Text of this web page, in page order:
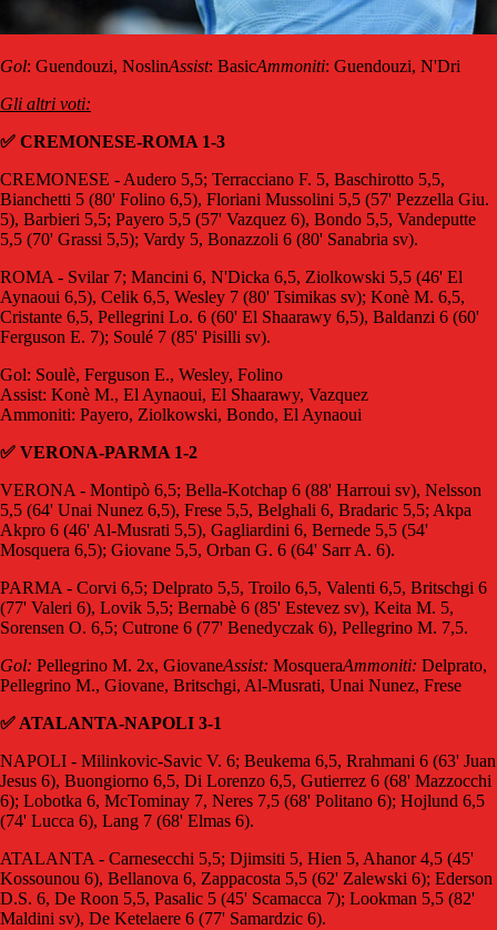
Gol: Guendouzi, NoslinAssist: BasicAmmoniti: Guendouzi, N'Dri
Gli altri voti:
✅ CREMONESE-ROMA 1-3
CREMONESE - Audero 5,5; Terracciano F. 5, Baschirotto 5,5,
Bianchetti 5 (80' Folino 6,5), Floriani Mussolini 5,5 (57' Pezzella Giu.
5), Barbieri 5,5; Payero 5,5 (57' Vazquez 6), Bondo 5,5, Vandeputte
5,5 (70' Grassi 5,5); Vardy 5, Bonazzoli 6 (80' Sanabria sv).
ROMA - Svilar 7; Mancini 6, N'Dicka 6,5, Ziolkowski 5,5 (46' El
Aynaoui 6,5), Celik 6,5, Wesley 7 (80' Tsimikas sv); Konè M. 6,5,
Cristante 6,5, Pellegrini Lo. 6 (60' El Shaarawy 6,5), Baldanzi 6 (60'
Ferguson E. 7); Soulé 7 (85' Pisilli sv).
Gol: Soulè, Ferguson E., Wesley, Folino
Assist: Konè M., El Aynaoui, El Shaarawy, Vazquez
Ammoniti: Payero, Ziolkowski, Bondo, El Aynaoui
✅ VERONA-PARMA 1-2
VERONA - Montipò 6,5; Bella-Kotchap 6 (88' Harroui sv), Nelsson
5,5 (64' Unai Nunez 6,5), Frese 5,5, Belghali 6, Bradaric 5,5; Akpa
Akpro 6 (46' Al-Musrati 5,5), Gagliardini 6, Bernede 5,5 (54'
Mosquera 6,5); Giovane 5,5, Orban G. 6 (64' Sarr A. 6).
PARMA - Corvi 6,5; Delprato 5,5, Troilo 6,5, Valenti 6,5, Britschgi 6
(77' Valeri 6), Lovik 5,5; Bernabè 6 (85' Estevez sv), Keita M. 5,
Sorensen O. 6,5; Cutrone 6 (77' Benedyczak 6), Pellegrino M. 7,5.
Gol: Pellegrino M. 2x, GiovaneAssist: MosqueraAmmoniti: Delprato,
Pellegrino M., Giovane, Britschgi, Al-Musrati, Unai Nunez, Frese
✅ ATALANTA-NAPOLI 3-1
NAPOLI - Milinkovic-Savic V. 6; Beukema 6,5, Rrahmani 6 (63' Juan
Jesus 6), Buongiorno 6,5, Di Lorenzo 6,5, Gutierrez 6 (68' Mazzocchi
6); Lobotka 6, McTominay 7, Neres 7,5 (68' Politano 6); Hojlund 6,5
(74' Lucca 6), Lang 7 (68' Elmas 6).
ATALANTA - Carnesecchi 5,5; Djimsiti 5, Hien 5, Ahanor 4,5 (45'
Kossounou 6), Bellanova 6, Zappacosta 5,5 (62' Zalewski 6); Ederson
D.S. 6, De Roon 5,5, Pasalic 5 (45' Scamacca 7); Lookman 5,5 (82'
Maldini sv), De Ketelaere 6 (77' Samardzic 6).